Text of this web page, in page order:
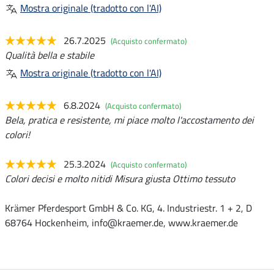
Mostra originale (tradotto con l'AI)
26.7.2025 (Acquisto confermato)
Qualità bella e stabile
Mostra originale (tradotto con l'AI)
6.8.2024 (Acquisto confermato)
Bela, pratica e resistente, mi piace molto l'accostamento dei
colori!
25.3.2024 (Acquisto confermato)
Colori decisi e molto nitidi Misura giusta Ottimo tessuto
Krämer Pferdesport GmbH & Co. KG, 4. Industriestr. 1 + 2, D
68764 Hockenheim, info@kraemer.de, www.kraemer.de